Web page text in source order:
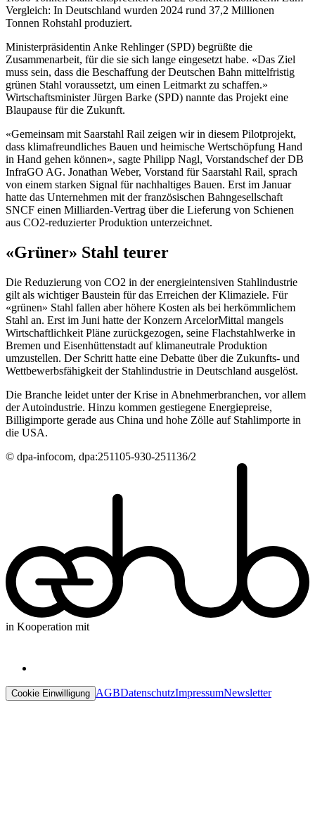
Vergleich: In Deutschland wurden 2024 rund 37,2 Millionen
Tonnen Rohstahl produziert.
Ministerpräsidentin Anke Rehlinger (SPD) begrüßte die
Zusammenarbeit, für die sie sich lange eingesetzt habe. «Das Ziel
muss sein, dass die Beschaffung der Deutschen Bahn mittelfristig
grünen Stahl voraussetzt, um einen Leitmarkt zu schaffen.»
Wirtschaftsminister Jürgen Barke (SPD) nannte das Projekt eine
Blaupause für die Zukunft.
«Gemeinsam mit Saarstahl Rail zeigen wir in diesem Pilotprojekt,
dass klimafreundliches Bauen und heimische Wertschöpfung Hand
in Hand gehen können», sagte Philipp Nagl, Vorstandschef der DB
InfraGO AG. Jonathan Weber, Vorstand für Saarstahl Rail, sprach
von einem starken Signal für nachhaltiges Bauen. Erst im Januar
hatte das Unternehmen mit der französischen Bahngesellschaft
SNCF einen Milliarden-Vertrag über die Lieferung von Schienen
aus CO2-reduzierter Produktion unterzeichnet.
«Grüner» Stahl teurer
Die Reduzierung von CO2 in der energieintensiven Stahlindustrie
gilt als wichtiger Baustein für das Erreichen der Klimaziele. Für
«grünen» Stahl fallen aber höhere Kosten als bei herkömmlichem
Stahl an. Erst im Juni hatte der Konzern ArcelorMittal mangels
Wirtschaftlichkeit Pläne zurückgezogen, seine Flachstahlwerke in
Bremen und Eisenhüttenstadt auf klimaneutrale Produktion
umzustellen. Der Schritt hatte eine Debatte über die Zukunfts- und
Wettbewerbsfähigkeit der Stahlindustrie in Deutschland ausgelöst.
Die Branche leidet unter der Krise in Abnehmerbranchen, vor allem
der Autoindustrie. Hinzu kommen gestiegene Energiepreise,
Billigimporte gerade aus China und hohe Zölle auf Stahlimporte in
die USA.
© dpa-infocom, dpa:251105-930-251136/2
in Kooperation mit
Cookie Einwilligung AGBDatenschutzImpressumNewsletter